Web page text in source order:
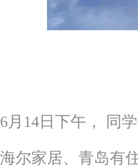
6月14日下午， 同
海尔家居、青岛有